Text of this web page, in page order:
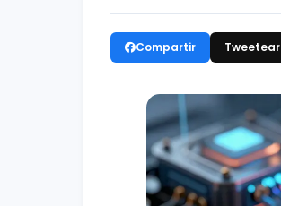
Compartir Tweetear